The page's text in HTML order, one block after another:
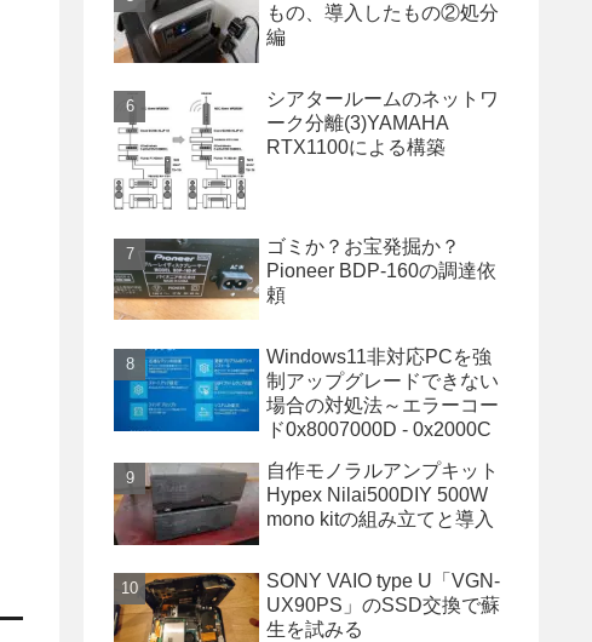
もの、導入したもの②処分
編
シアタールームのネットワ
ーク分離(3)YAMAHA
RTX1100による構築
ゴミか？お宝発掘か？
Pioneer BDP-160の調達依
頼
Windows11非対応PCを強
制アップグレードできない
場合の対処法～エラーコー
ド0x8007000D - 0x2000C
自作モノラルアンプキット
Hypex Nilai500DIY 500W
mono kitの組み立てと導入
SONY VAIO type U「VGN-
UX90PS」のSSD交換で蘇
生を試みる